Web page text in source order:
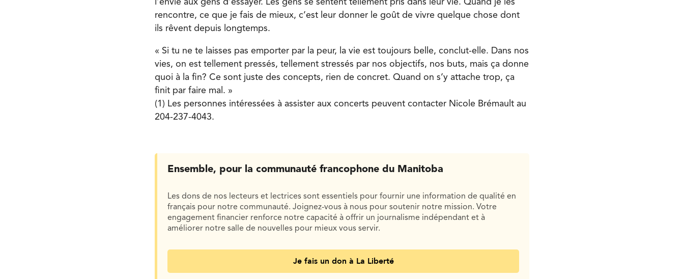
l’envie aux gens d’essayer. Les gens se sentent tellement pris dans leur vie. Quand je les
rencontre, ce que je fais de mieux, c’est leur donner le goût de vivre quelque chose dont
ils rêvent depuis longtemps.
« Si tu ne te laisses pas emporter par la peur, la vie est toujours belle, conclut-elle. Dans nos
vies, on est tellement pressés, tellement stressés par nos objectifs, nos buts, mais ça donne
quoi à la fin? Ce sont juste des concepts, rien de concret. Quand on s’y attache trop, ça
finit par faire mal. »
(1) Les personnes intéressées à assister aux concerts peuvent contacter Nicole Brémault au
204-237-4043.
Ensemble, pour la communauté francophone du Manitoba
Les dons de nos lecteurs et lectrices sont essentiels pour fournir une information de qualité en
français pour notre communauté. Joignez-vous à nous pour soutenir notre mission. Votre
engagement financier renforce notre capacité à offrir un journalisme indépendant et à
améliorer notre salle de nouvelles pour mieux vous servir.
Je fais un don à La Liberté